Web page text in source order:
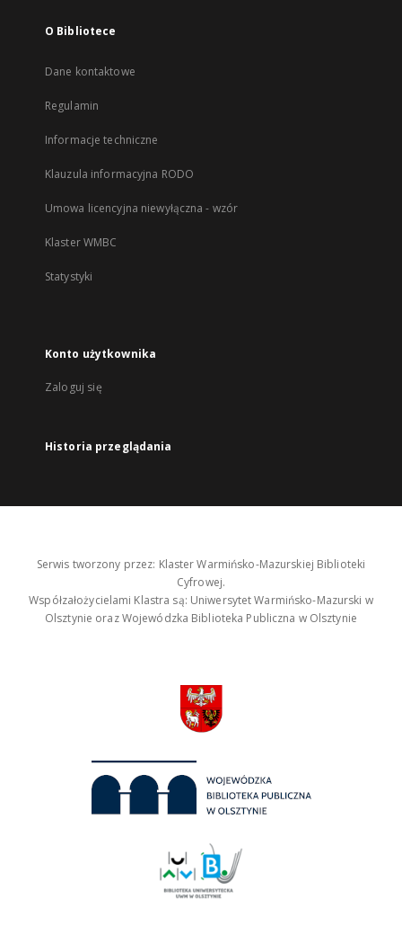
O Bibliotece
Dane kontaktowe
Regulamin
Informacje techniczne
Klauzula informacyjna RODO
Umowa licencyjna niewyłączna - wzór
Klaster WMBC
Statystyki
Konto użytkownika
Zaloguj się
Historia przeglądania
Serwis tworzony przez: Klaster Warmińsko-Mazurskiej Biblioteki
Cyfrowej.
Współzałożycielami Klastra są: Uniwersytet Warmińsko-Mazurski w
Olsztynie oraz Wojewódzka Biblioteka Publiczna w Olsztynie